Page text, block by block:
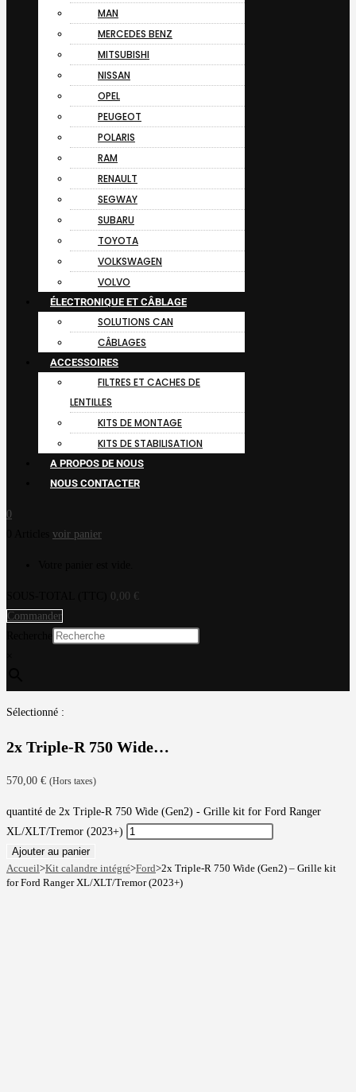
MAN
MERCEDES BENZ
MITSUBISHI
NISSAN
OPEL
PEUGEOT
POLARIS
RAM
RENAULT
SEGWAY
SUBARU
TOYOTA
VOLKSWAGEN
VOLVO
ÉLECTRONIQUE ET CÂBLAGE
SOLUTIONS CAN
CÂBLAGES
ACCESSOIRES
FILTRES ET CACHES DE
LENTILLES
KITS DE MONTAGE
KITS DE STABILISATION
A PROPOS DE NOUS
NOUS CONTACTER
0
voir panier
0,00 €
Commander
Sélectionné :
2x Triple-R 750 Wide…
570,00 € (Hors taxes)
quantité de 2x Triple-R 750 Wide (Gen2) - Grille kit for Ford Ranger
XL/XLT/Tremor (2023+)
Ajouter au panier
Accueil>Kit calandre intégré>Ford>2x Triple-R 750 Wide (Gen2) – Grille kit
for Ford Ranger XL/XLT/Tremor (2023+)